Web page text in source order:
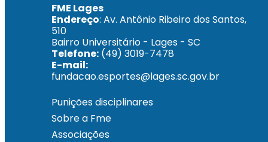
FME Lages
Endereço: Av. Antônio Ribeiro dos Santos,
510
Bairro Universitário - Lages - SC
Telefone: (49) 3019-7478
E-mail:
fundacao.esportes@lages.sc.gov.br
Punições disciplinares
Sobre a Fme
Associações